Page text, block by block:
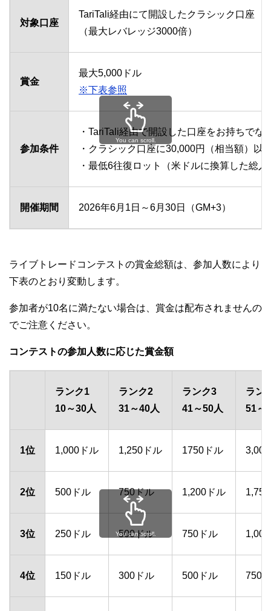
対象口座
TariTali経由にて開設したクラシック口座
（最大レバレッジ3000倍）
賞金
最大5,000ドル
※下表参照
参加条件
・TariTali経由で開設した口座をお持ちでな
・クラシック口座に30,000円（相当額）以
・最低6往復ロット（⽶ドルに換算した総
開催期間 2026年6月1日～6月30日（GM+3）
You can scroll.
ライブトレードコンテストの賞⾦総額は、参加⼈数により
下表のとおり変動します。
参加者が10名に満たない場合は、賞⾦は配布されませんの
でご注意ください。
コンテストの参加人数に応じた賞金額
ランク1
10～30人
ランク2
31～40人
ランク3
41～50人
ラン
51～
1位 1,000ドル 1,250ドル 1750ドル
2位 500ドル 750ドル 1,200ドル
3位 250ドル 500ドル 750ドル
4位 150ドル 300ドル 500ドル 750
You can scroll.